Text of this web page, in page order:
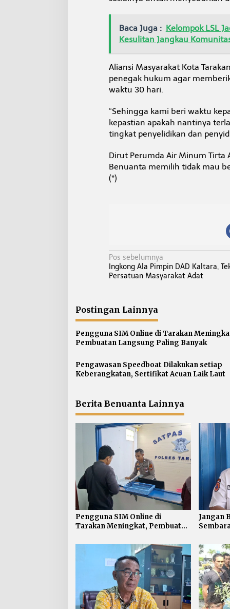
Baca Juga : Kelompok LSL
Kesulitan Jangkau
Aliansi Masyarakat Kota
penegak hukum agar
waktu 30 hari.
“Sehingga kami beri waktu
kepastian apakah nantinya
tingkat penyelidikan dan
Dirut Perumda Air Minum Tirta
Benuanta memilih tidak mau
(*)
N
a
g
a
s
i
o
s
Pos sebelumnya
Ingkong Ala Pimpin DAD Kaltara,
Persatuan Masyarakat Adat
Postingan Lainnya
Pengguna SIM Online di Tarakan
Pembuatan Langsung Paling Banyak
Pengawasan Speedboat Dilakukan setiap
Keberangkatan, Sertifikat Acuan Laik Laut
Berita Benuanta Lainnya
Pengguna SIM Online di
Tarakan Meningkat, Pembuatan
Jangan